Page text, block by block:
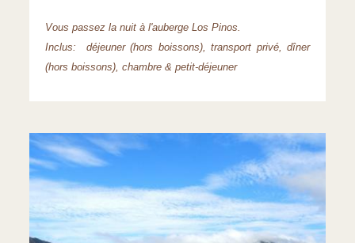
Vous passez la nuit à l'auberge Los Pinos.
Inclus: déjeuner (hors boissons), transport privé, dîner
(hors boissons), chambre & petit-déjeuner